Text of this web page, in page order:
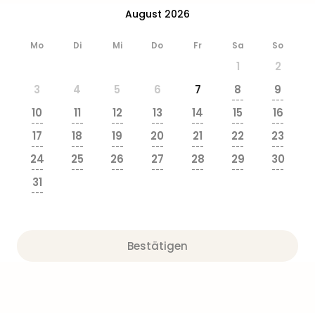
August 2026
Mo Di Mi Do Fr Sa So
1
2
3
4 5 6 7 8
---
9
---
10
---
11
---
12
---
13
---
14
---
15
---
16
---
17
---
18
---
19
---
20
---
21
---
22
---
23
---
24
---
25
---
26
---
27
---
28
---
29
---
30
---
31
---
Bestätigen